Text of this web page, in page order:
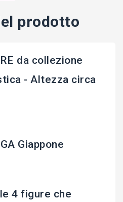
prodotto
da collezione
- Altezza circa
Giappone
4 figure che